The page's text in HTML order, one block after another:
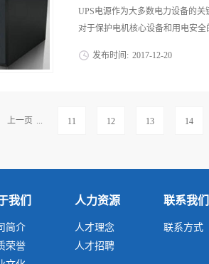
断电电源部件的设备一旦断电，
好的UPS电源品牌产品在基础质
个最不能或缺的特点，那就是对
够获得社会大众的高评价，主要
及不间断电源产品稳定的技术表现
UPS电源作为大多数电力设备的
对于保护电机核心设备和用电安
电源品牌所生产的产品可以说是
使用或者使用过该品牌ups不间断
对该UPS电源品牌在质量和实际
这些评价中对自己需求的设备相匹
发布时间: 2017-12-20
上一页 ... 11 12 13 14
我们
简介
荣誉
人力资源
人才理念
人才招聘
联系我们
联系方式